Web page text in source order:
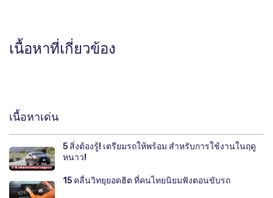
เนื้อหาที่เกี่ยวข้อง
เนื้อหาเด่น
5 สิ่งต้องรู้! เตรียมรถให้พร้อม สำหรับการใช้งานในฤดู
หนาว!
15 คลื่นวิทยุยอดฮิต ที่คนไทยนิยมฟังตอนขับรถ